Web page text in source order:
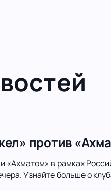
против
в рамках
Узнайте больше о